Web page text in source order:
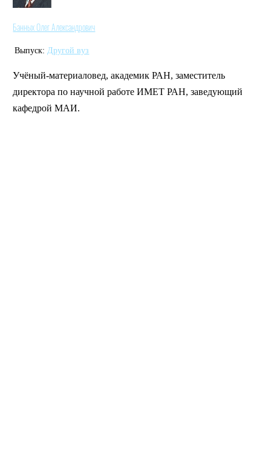
Банных Олег Александрович
Выпуск: Другой вуз
Учёный-материаловед, академик РАН, заместитель
директора по научной работе ИМЕТ РАН, заведующий
кафедрой МАИ.